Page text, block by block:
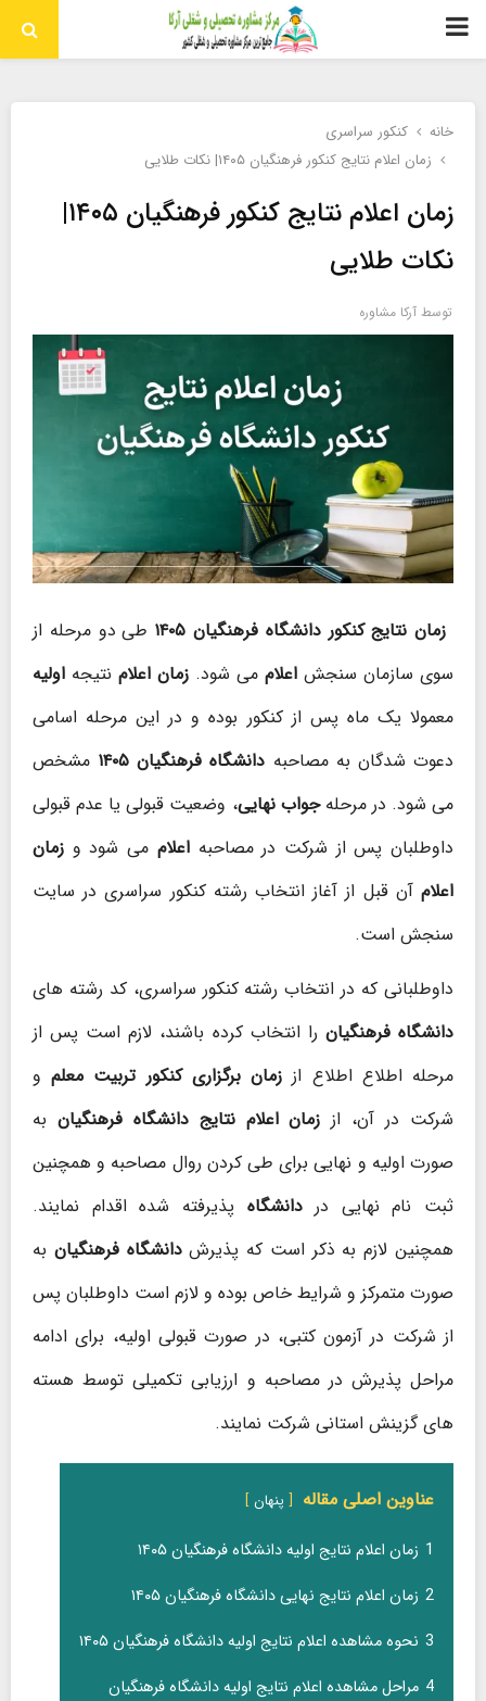
منوی
خانه
کنکور سراسری
زمان اعلام نتایج کنکور فرهنگیان ۱۴۰۵| نکات طلایی
زمان اعلام نتایج کنکور فرهنگیان ۱۴۰۵|
نکات طلایی
توسط آرکا مشاوره
زمان نتایج کنکور دانشگاه فرهنگیان ۱۴۰۵
طی دو مرحله از
سوی سازمان سنجش اعلام می شود. زمان اعلام نتیجه اولیه
معمولا یک ماه پس از کنکور بوده و در این مرحله اسامی
دعوت شدگان به مصاحبه دانشگاه فرهنگیان ۱۴۰۵
مشخص
می شود. در مرحلهجواب نهایی، وضعیت قبولی یا عدم قبولی
داوطلبان پس از شرکت در مصاحبهاعلام می شود و زمان
اعلامآن قبل از آغاز انتخاب رشته کنکور سراسری در سایت
سنجش است.
داوطلبانی که در انتخاب رشته کنکور سراسری، کد رشته های
دانشگاه فرهنگیان را انتخاب کرده باشند، لازم است پس از
مرحله اطلاع اطلاع از زمان برگزاری کنکور تربیت معلمو
شرکت در آن، از زمان اعلام نتایج دانشگاه فرهنگیان به
صورت اولیه و نهایی برای طی کردن روال مصاحبه و همچنین
ثبت نام نهایی در دانشگاه پذیرفته شده اقدام نمایند.
همچنین لازم به ذکر است که پذیرشدانشگاه فرهنگیان به
صورت متمرکز و شرایط خاص بوده و لازم است داوطلبان پس
از شرکت در آزمون کتبی، در صورت قبولی اولیه، برای ادامه
مراحل پذیرش در مصاحبه و ارزیابی تکمیلی توسط هسته
های گزینش استانی شرکت نمایند.
عناوین اصلی مقاله پنهان
1 زمان اعلام نتایج اولیه دانشگاه فرهنگیان ۱۴۰۵
2 زمان اعلام نتایج نهایی دانشگاه فرهنگیان ۱۴۰۵
3 نحوه مشاهده اعلام نتایج اولیه دانشگاه فرهنگیان ۱۴۰۵
4 مراحل مشاهده اعلام نتایج اولیه دانشگاه فرهنگیان